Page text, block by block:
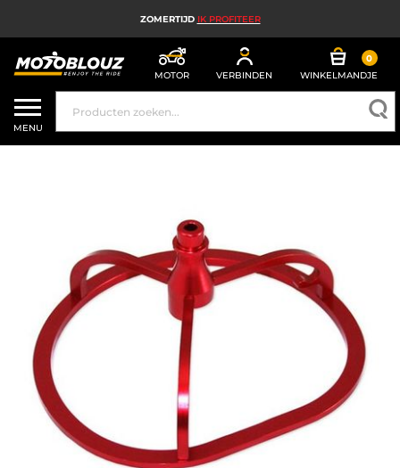
ZOMERTIJD IK PROFITEER
MOTOR VERBINDEN
0
WINKELMANDJE
MOTORHELM
MOTORUITRUSTING HEREN
MX, ENDURO EN TRAIL
HIGH TECH MOTORFIETS
MOTORAIRBAG
MOTORONDERDELEN EN GEREEDSCHAP
MOTORACCESSOIRES
SPORTKLEDING
MENU